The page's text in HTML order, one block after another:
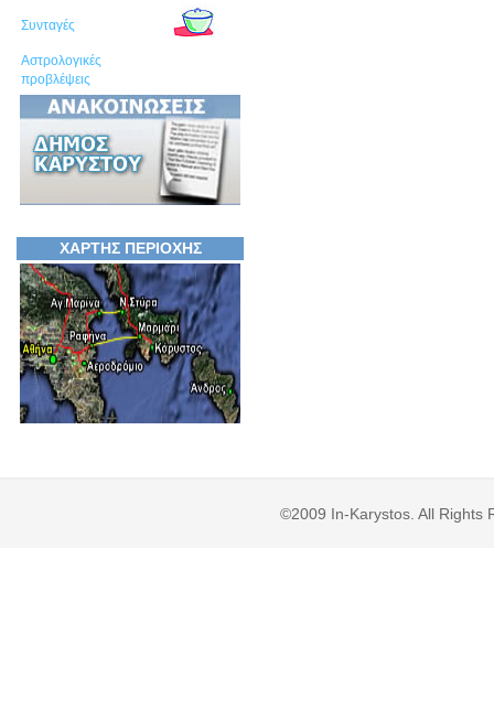
Συνταγές
Αστρολογικές
προβλέψεις
ΧΑΡΤΗΣ ΠΕΡΙΟΧΗΣ
©2009 In-Karystos. All